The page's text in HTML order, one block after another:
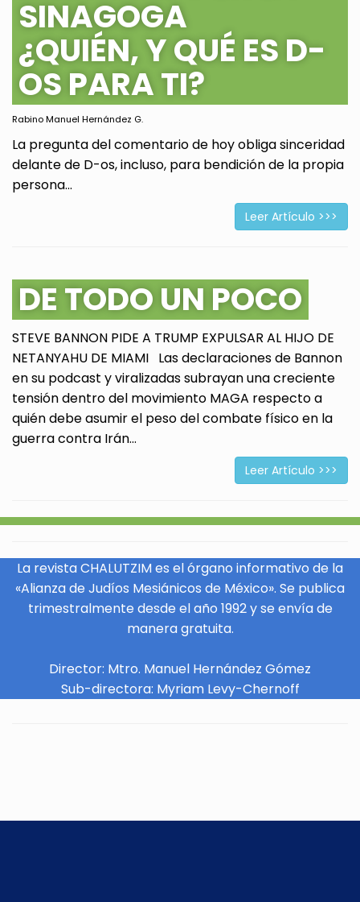
SINAGOGA
¿QUIÉN, Y QUÉ ES D-
OS PARA TI?
Rabino Manuel Hernández G.
La pregunta del comentario de hoy obliga sinceridad
delante de D-os, incluso, para bendición de la propia
persona...
Leer Artículo >>>
DE TODO UN POCO
STEVE BANNON PIDE A TRUMP EXPULSAR AL HIJO DE
NETANYAHU DE MIAMI Las declaraciones de Bannon
en su podcast y viralizadas subrayan una creciente
tensión dentro del movimiento MAGA respecto a
quién debe asumir el peso del combate físico en la
guerra contra Irán...
Leer Artículo >>>
La revista CHALUTZIM es el órgano informativo de la
«Alianza de Judíos Mesiánicos de México». Se publica
trimestralmente desde el año 1992 y se envía de
manera gratuita.
Director: Mtro. Manuel Hernández Gómez
Sub-directora: Myriam Levy-Chernoff